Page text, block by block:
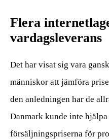
Flera
vardagsleverans
Det har visat sig vara
människor att jämföra
den anledningen har de
Danmark kunde inte hjälpa
försäljningspriserna för